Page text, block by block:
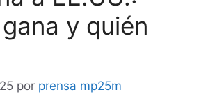
y quién
por prensa mp25m